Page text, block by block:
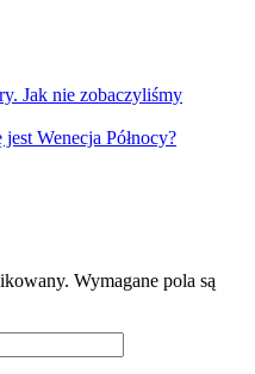
Jak nie zobaczyliśmy
Wenecja Północy?
Wymagane pola są